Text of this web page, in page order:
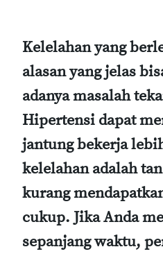
Kelelahan yang
alasan yang jelas
adanya masalah
Hipertensi dapat
jantung bekerja
kelelahan adalah
kurang
cukup. Jika Anda
sepanjang waktu,